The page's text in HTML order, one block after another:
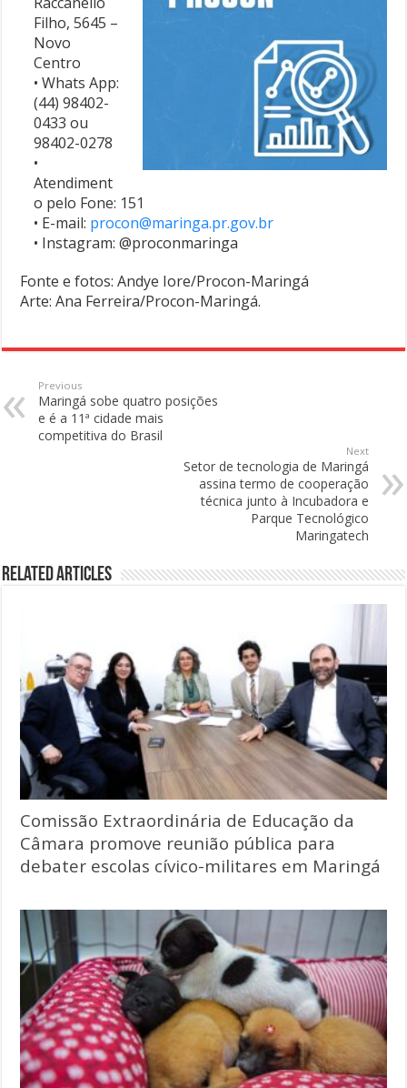
Filho, 5645 –
Novo
Centro
• Whats App:
(44) 98402-
0433 ou
98402-0278
•
Atendiment
o pelo Fone: 151
• E-mail: procon@maringa.pr.gov.br
• Instagram: @proconmaringa
Fonte e fotos: Andye Iore/Procon-Maringá
Arte: Ana Ferreira/Procon-Maringá.
Previous
Maringá sobe quatro posições
e é a 11ª cidade mais
competitiva do Brasil
Next
Setor de tecnologia de Maringá
assina termo de cooperação
técnica junto à Incubadora e
Parque Tecnológico
Maringatech
Related Articles
Comissão Extraordinária de Educação da
Câmara promove reunião pública para
debater escolas cívico-militares em Maringá